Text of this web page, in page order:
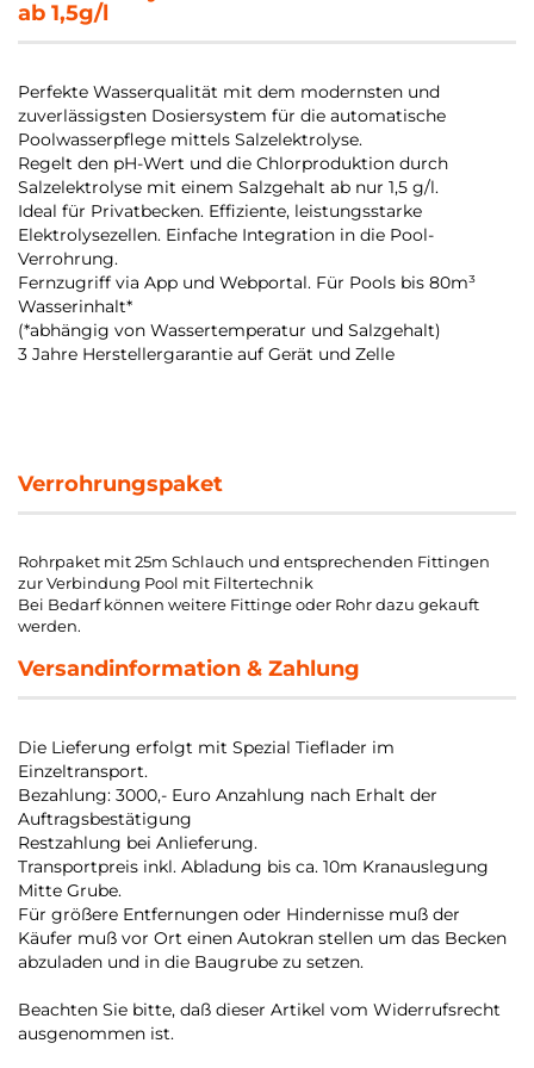
ab 1,5g/l
Perfekte Wasserqualität mit dem modernsten und
zuverlässigsten Dosiersystem für die automatische
Poolwasserpflege mittels Salzelektrolyse.
Regelt den pH-Wert und die Chlorproduktion durch
Salzelektrolyse mit einem Salzgehalt ab nur 1,5 g/l.
Ideal für Privatbecken. Effiziente, leistungsstarke
Elektrolysezellen. Einfache Integration in die Pool-
Verrohrung.
Fernzugriff via App und Webportal. Für Pools bis 80m³
Wasserinhalt*
(*abhängig von Wassertemperatur und Salzgehalt)
3 Jahre Herstellergarantie auf Gerät und Zelle
Verrohrungspaket
Rohrpaket mit 25m Schlauch und entsprechenden Fittingen
zur Verbindung Pool mit Filtertechnik
Bei Bedarf können weitere Fittinge oder Rohr dazu gekauft
werden.
Versandinformation & Zahlung
Die Lieferung erfolgt mit Spezial Tieflader im
Einzeltransport.
Bezahlung: 3000,- Euro Anzahlung nach Erhalt der
Auftragsbestätigung
Restzahlung bei Anlieferung.
Transportpreis inkl. Abladung bis ca. 10m Kranauslegung
Mitte Grube.
Für größere Entfernungen oder Hindernisse muß der
Käufer muß vor Ort einen Autokran stellen um das Becken
abzuladen und in die Baugrube zu setzen.
Beachten Sie bitte, daß dieser Artikel vom Widerrufsrecht
ausgenommen ist.